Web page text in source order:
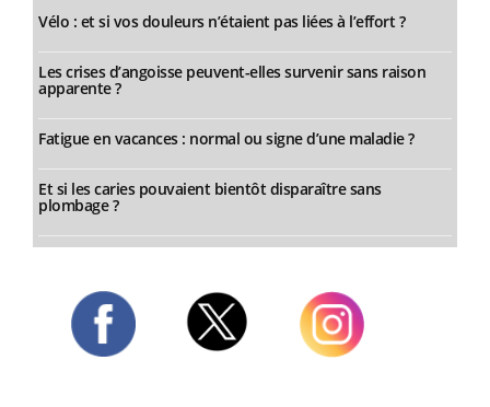
Vélo : et si vos douleurs n’étaient pas liées à l’effort ?
Les crises d’angoisse peuvent-elles survenir sans raison
apparente ?
Fatigue en vacances : normal ou signe d’une maladie ?
Et si les caries pouvaient bientôt disparaître sans
plombage ?